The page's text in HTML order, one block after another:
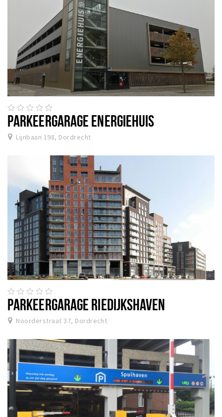
PARKEERGARAGE ENERGIEHUIS
Lijnbaan 198, Dordrecht
PARKEERGARAGE RIEDIJKSHAVEN
Noorderstraat 37, Dordrecht